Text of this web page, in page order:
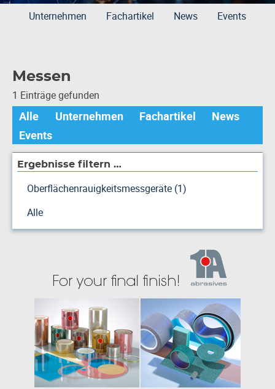
Unternehmen Fachartikel News Events
Messen
1 Einträge gefunden
Alle Unternehmen Fachartikel
News
Events
Ergebnisse filtern …
Oberflächenrauigkeitsmessgeräte (1)
Alle